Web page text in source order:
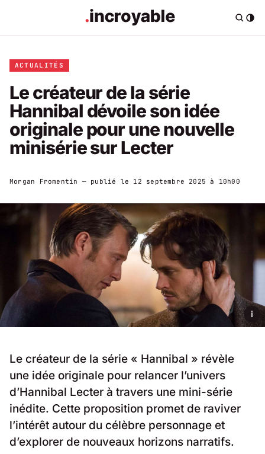
ACTUALITÉS
Le créateur de la série
Hannibal dévoile son idée
originale pour une nouvelle
minisérie sur Lecter
Morgan Fromentin — publié le 12 septembre 2025 à 10h00
i
Le créateur de la série « Hannibal » révèle
une idée originale pour relancer l’univers
d’Hannibal Lecter à travers une mini-série
inédite. Cette proposition promet de raviver
l’intérêt autour du célèbre personnage et
d’explorer de nouveaux horizons narratifs.